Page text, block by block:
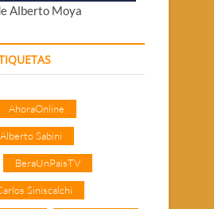
Alberto Moya
AhoraOnline
Alberto Sabini
BeraUnPaisTV
Siniscalchi